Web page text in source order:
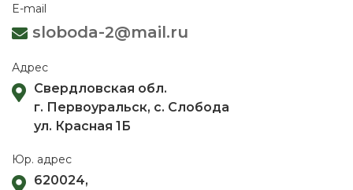
E-mail
sloboda-2@mail.ru
Адрес
Свердловская обл.
г. Первоуральск, с. Слобода
ул. Красная 1Б
Юр. адрес
620024,